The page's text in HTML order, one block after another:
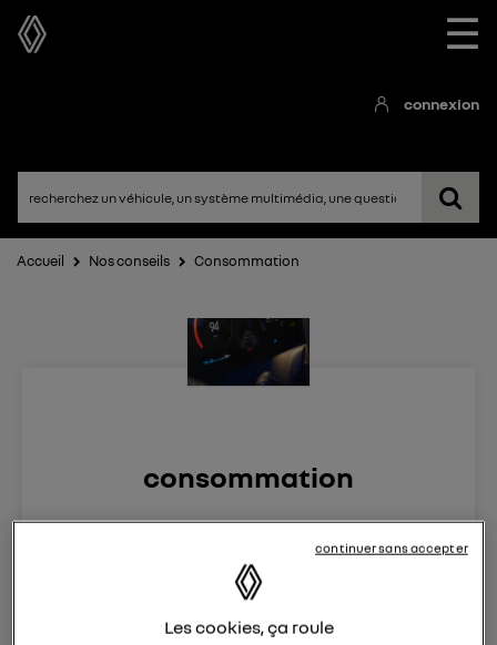
☰
connexion
Accueil Nos conseils Consommation
consommation
Le26 janvier 2022à12:51
Véhicules RENAULT
posez une question
Les cookies, ça roule
continuer sans accepter